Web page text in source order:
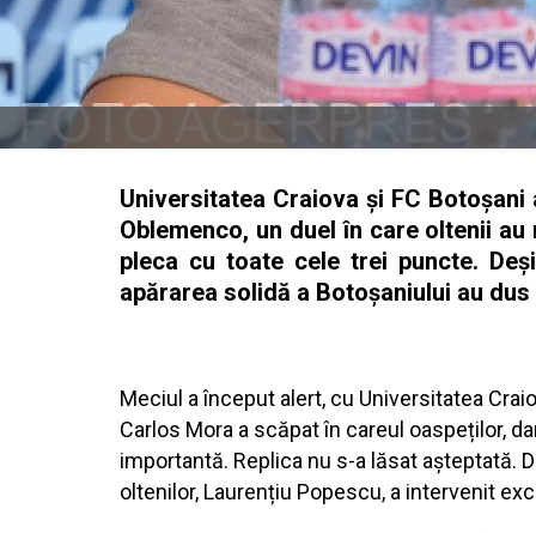
Universitatea Craiova și FC
Oblemenco, un duel în care oltenii
pleca cu toate cele trei puncte.
apărarea solidă a Botoșaniului au
Meciul a început alert, cu Universitatea
Carlos Mora a scăpat în careul oaspeților,
importantă. Replica nu s-a lăsat așteptată.
oltenilor, Laurențiu Popescu, a intervenit